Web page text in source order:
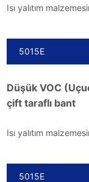
Isı yalıtım
5015E
Düşük VOC
çift taraflı bant
Isı yalıtım
5015E